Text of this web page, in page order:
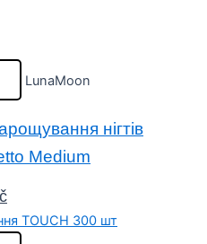
LunaMoon
нігтів
Medium